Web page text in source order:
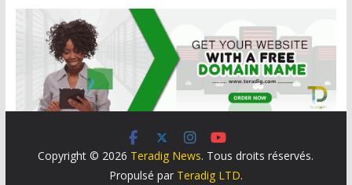
Copyright © 2026 Teradig News. Tous droits réservés.
Propulsé par Teradig LTD.